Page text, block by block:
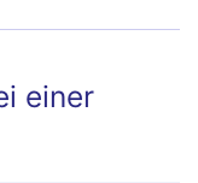
einer